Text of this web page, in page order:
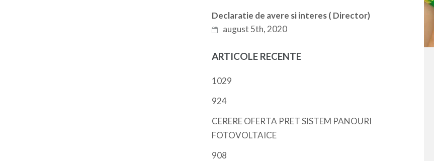
Declaratie de avere si interes ( Director)
august 5th, 2020
ARTICOLE RECENTE
1029
924
CERERE OFERTA PRET SISTEM PANOURI
FOTOVOLTAICE
908